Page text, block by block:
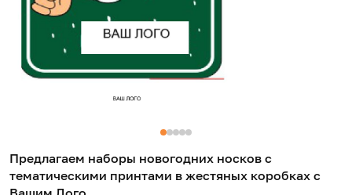
Предлагаем наборы новогодних носков с
тематическими принтами в жестяных коробках с